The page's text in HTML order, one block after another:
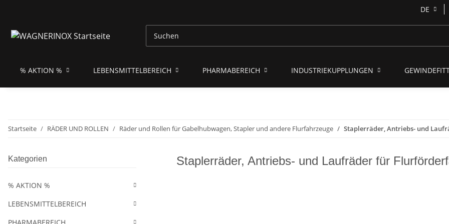
DE
% AKTION % LEBENSMITTELBEREICH PHARMABEREICH INDUSTRIEKUPPLUNGEN
Startseite RÄDER UND ROLLEN Räder und Rollen für Gabelhubwagen, Stapler und andere Flurfahrzeuge Staplerräder, Antriebs- und
Staplerräder, Antriebs- und Laufräder für
Kategorien
% AKTION %
LEBENSMITTELBEREICH